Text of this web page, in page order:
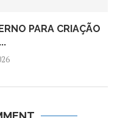
PARA CRIAÇÃO